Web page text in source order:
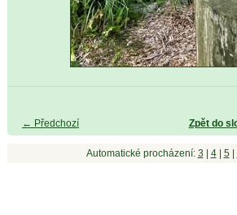
← Předchozí Zpět do
Automatické procházení: 3 4| 5|